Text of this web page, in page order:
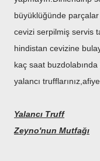
büyüklüğünde
cevizi serpilmiş servis
hindistan cevizine
kaç saat
yalancı
Yalancı Truff
Zeyno'nun Mutfağı